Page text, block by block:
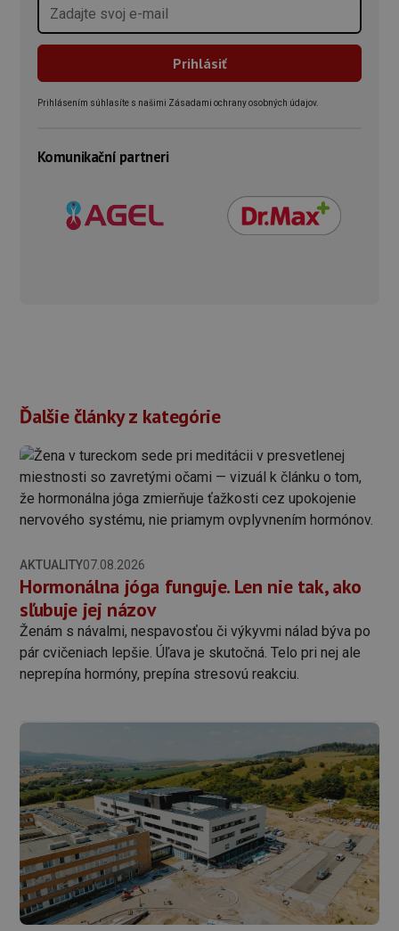
Prihlásením súhlasíte s našimi Zásadami ochrany osobných údajov.
Komunikační partneri
Ďalšie články z kategórie
AKTUALITY07.08.2026
Hormonálna jóga funguje. Len nie tak, ako
sľubuje jej názov
Ženám s návalmi, nespavosťou či výkyvmi nálad býva po
pár cvičeniach lepšie. Úľava je skutočná. Telo pri nej ale
neprepína hormóny, prepína stresovú reakciu.